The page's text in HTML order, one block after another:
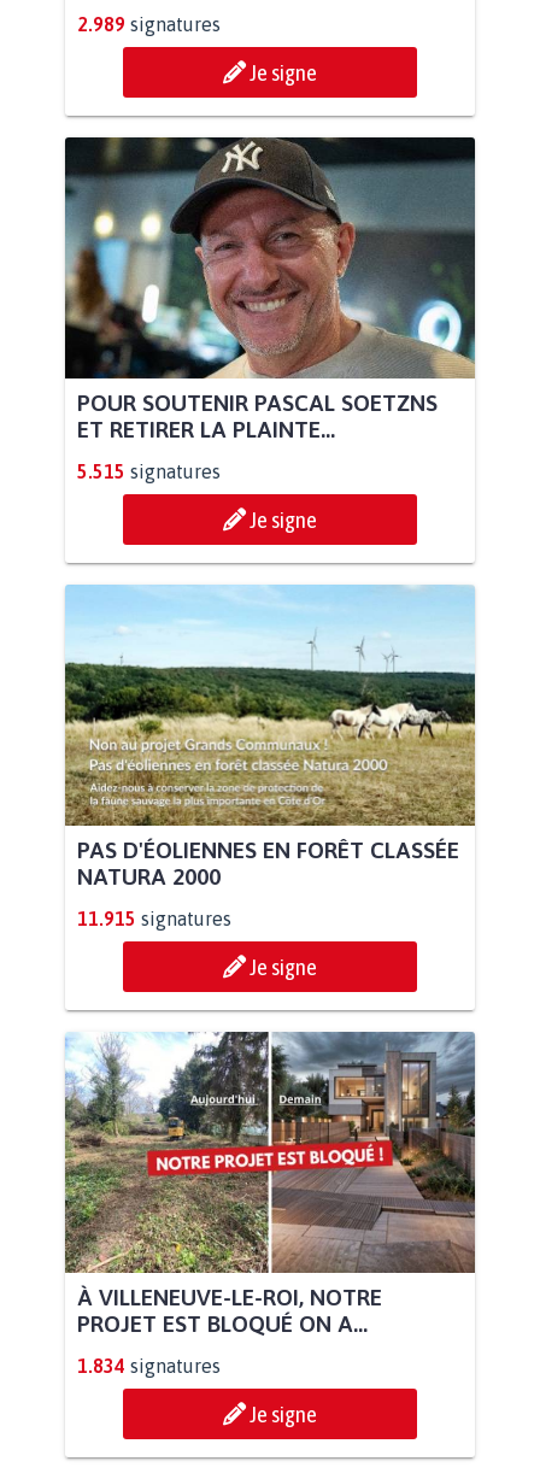
2.989 signatures
Je signe
POUR SOUTENIR PASCAL SOETZNS
ET RETIRER LA PLAINTE...
5.515 signatures
Je signe
PAS D'ÉOLIENNES EN FORÊT CLASSÉE
NATURA 2000
11.915 signatures
Je signe
À VILLENEUVE-LE-ROI, NOTRE
PROJET EST BLOQUÉ ON A...
1.834 signatures
Je signe